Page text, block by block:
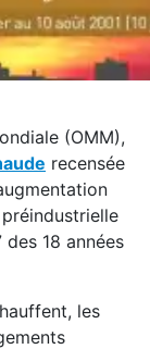
(OMM),
recensée
préindustrielle
18 années
les